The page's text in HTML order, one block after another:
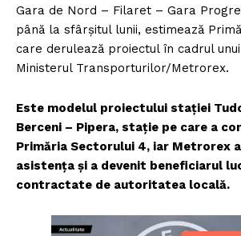
Gara de Nord – Filaret – Gara
până la sfârșitul lunii, estimează
care derulează proiectul în cadrul
Ministerul Transporturilor/Metrorex.
Este modelul proiectului stației
Berceni – Pipera, stație pe care a
Primăria Sectorului 4, iar Metrorex
asistența și a devenit beneficiarul
contractate de autoritatea locală.